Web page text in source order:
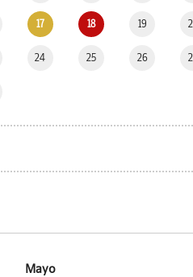
17 18 19
24 25 26
Mayo